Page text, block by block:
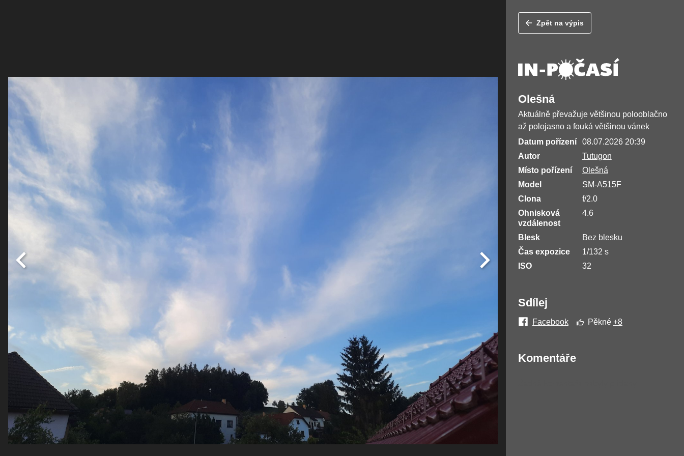
Zpět na výpis
Olešná
Aktuálně převažuje většinou polooblačno
až polojasno a fouká většinou vánek
Datum pořízení
08.07.2026 20:39
Autor
Tutugon
Místo pořízení
Olešná
Model
SM-A515F
Clona
f/2.0
Ohnisková
vzdálenost
4.6
Blesk
Bez blesku
Čas expozice
1/132 s
ISO
32
Sdílej
Facebook Pěkné +8
Komentáře